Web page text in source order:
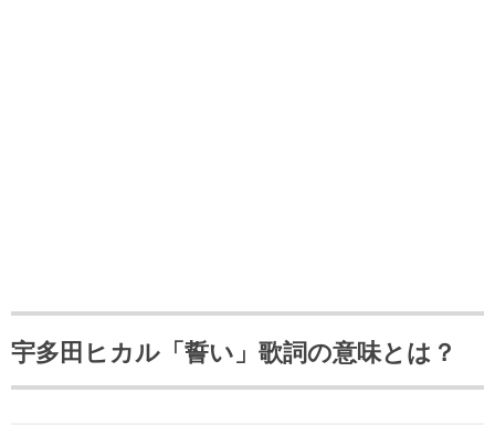
宇多田ヒカル「誓い」歌詞の意味とは？